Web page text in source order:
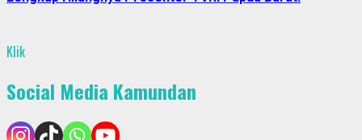
Klik
Social Media Kamundan